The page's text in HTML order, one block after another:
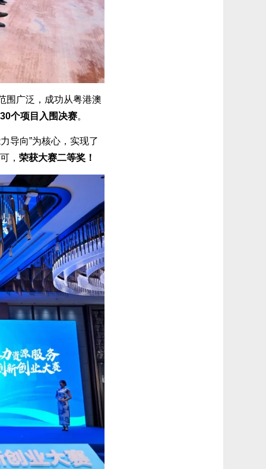
围广泛，成功从粤港澳
30个项目入围决赛。
导向”为核心，实现了
， 荣获大赛二等奖！